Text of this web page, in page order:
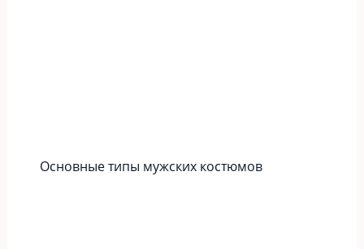
Основные типы мужских костюмов